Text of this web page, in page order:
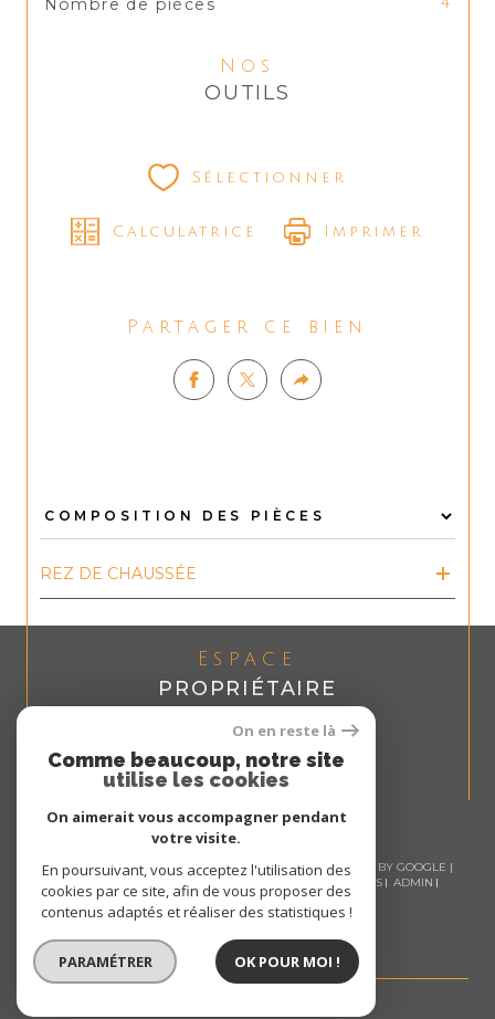
Nombre de pièces
Nos
OUTILS
Sélectionner
Calculatrice Imprimer
Partager ce bien
REZ DE CHAUSSÉE
Espace
PROPRIÉTAIRE
Se connecter
© 2026 | TOUS DROITS RÉSERVÉS | TRADUCTION POWERED BY GOOGLE |
NOS HONORAIRES
PLAN DU SITE MENTIONS LÉGALES
ADMIN
NOS LIENS
POLITIQUE RGPD COOKIES
On en reste là
Comme beaucoup, notre site
utilise les cookies
On aimerait vous accompagner pendant
votre visite.
En poursuivant, vous acceptez l'utilisation des
cookies par ce site, afin de vous proposer des
contenus adaptés et réaliser des statistiques !
PARAMÉTRER OK POUR MOI !